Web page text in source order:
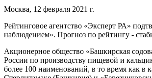
Москва, 12 февраля 2021 г.
Рейтинговое агентство «Эксперт РА»
наблюдением». Прогноз по рейтингу -
Акционерное общество «Башкирская
России по производству пищевой и
более 100 наименований, в то время как в